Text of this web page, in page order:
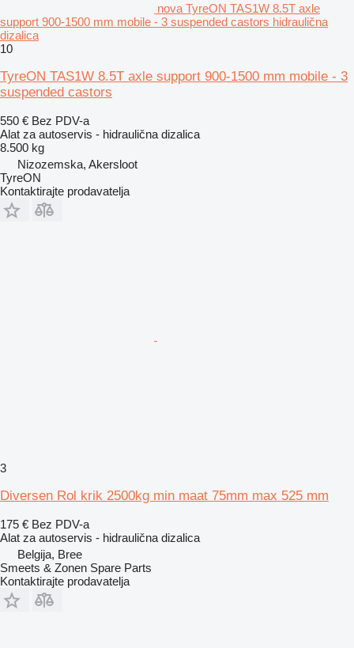
nova TyreON TAS1W 8.5T axle
support 900-1500 mm mobile - 3 suspended castors hidraulična
dizalica
10
TyreON TAS1W 8.5T axle support 900-1500 mm mobile - 3
suspended castors
550 € Bez PDV-a
Alat za autoservis - hidraulična dizalica
8.500 kg
Nizozemska, Akersloot
TyreON
Kontaktirajte prodavatelja
3
Diversen Rol krik 2500kg min maat 75mm max 525 mm
175 € Bez PDV-a
Alat za autoservis - hidraulična dizalica
Belgija, Bree
Smeets & Zonen Spare Parts
Kontaktirajte prodavatelja